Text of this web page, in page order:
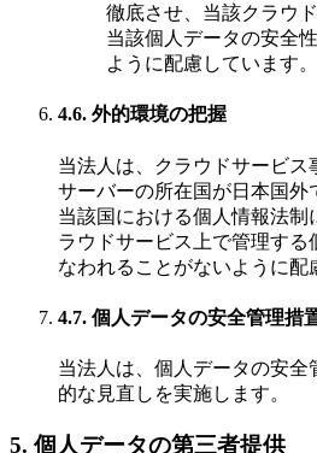
徹底させ、当該クラウ
当該個人データの安全
ように配慮しています。
4.6. 外的環境の把握
当法人は、クラウドサービ
サーバーの所在国が日本国外
当該国における個人情報法制
ラウドサービス上で管理する
なわれることがないように配
4.7. 個人データの安全管理措
当法人は、個人データの安全
的な見直しを実施します。
5. 個人データの第三者提供